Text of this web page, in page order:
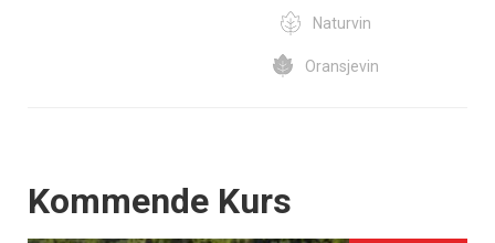
Naturvin
Oransjevin
Events
Kommende Kurs